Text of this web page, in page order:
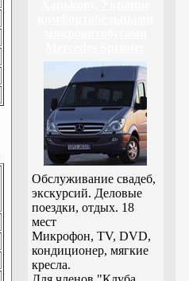
Обслуживание свадеб,
экскурсий. Деловые
поездки, отдых. 18
мест
Микрофон, TV, DVD,
кондиционер, мягкие
кресла.